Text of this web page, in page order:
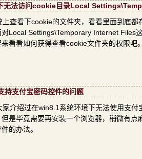
无法访问cookie目录Local
查看下cookie的文件夹，看看里面到底
Local Settings\Temporary Internet Files
看看如何获得查看cookie文件夹的权限吧
持支付宝密码控件的问题
家介绍过在win8.1系统环境下无法使用支
是毕竟需要再安装一个浏览器，稍微有
的办法。